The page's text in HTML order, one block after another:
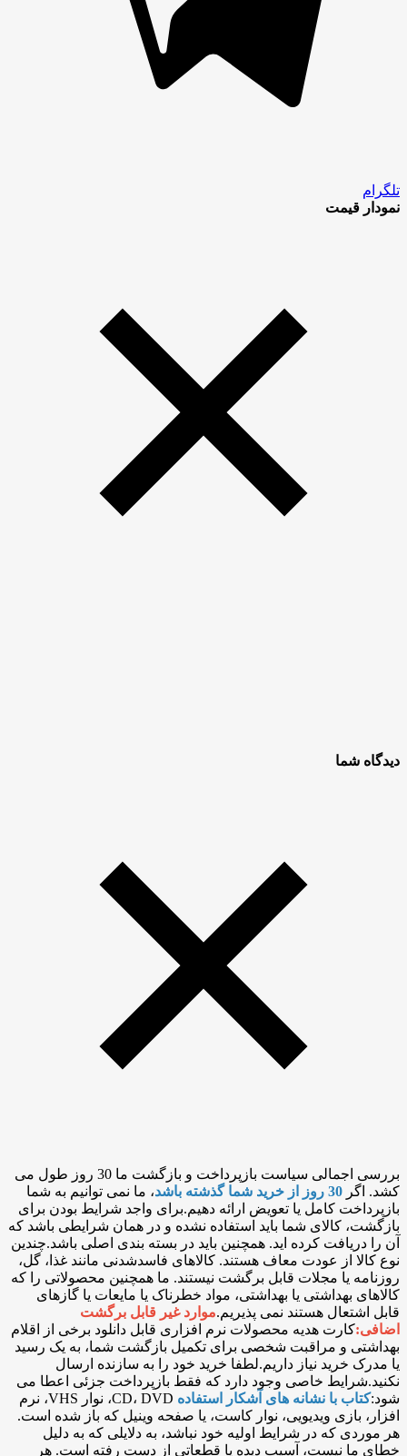
تلگرام
نمودار قیمت
دیدگاه شما
بررسی اجمالی سیاست بازپرداخت و بازگشت ما 30 روز طول می
کشد. اگر
، ما نمی توانیم به شما
بازپرداخت کامل یا تعویض ارائه دهیم.برای واجد شرایط بودن برای
بازگشت، کالای شما باید استفاده نشده و در همان شرایطی باشد که
آن را دریافت کرده اید. همچنین باید در بسته بندی اصلی باشد.چندین
نوع کالا از عودت معاف هستند. کالاهای فاسدشدنی مانند غذا، گل،
روزنامه یا مجلات قابل برگشت نیستند. ما همچنین محصولاتی را که
کالاهای بهداشتی یا بهداشتی، مواد خطرناک یا مایعات یا گازهای
قابل اشتعال هستند نمی پذیریم.موارد غیر قابل برگشت
اضافی:کارت هدیه محصولات نرم افزاری قابل دانلود برخی از اقلام
بهداشتی و مراقبت شخصی برای تکمیل بازگشت شما، به یک رسید
یا مدرک خرید نیاز داریم.لطفا خرید خود را به سازنده ارسال
نکنید.شرایط خاصی وجود دارد که فقط بازپرداخت جزئی اعطا می
شود:کتاب با نشانه های آشکار استفاده
CD، DVD، نوار VHS، نرم
افزار، بازی ویدیویی، نوار کاست، یا صفحه وینیل که باز شده است.
هر موردی که در شرایط اولیه خود نباشد، به دلایلی که به دلیل
خطای ما نیست، آسیب دیده یا قطعاتی از دست رفته است. هر